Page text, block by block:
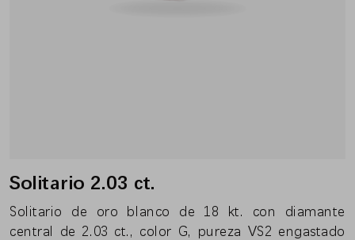
Solitario 2.03 ct.
Solitario de oro blanco de 18 kt. con diamante
central de 2.03 ct., color G, pureza VS2 engastado